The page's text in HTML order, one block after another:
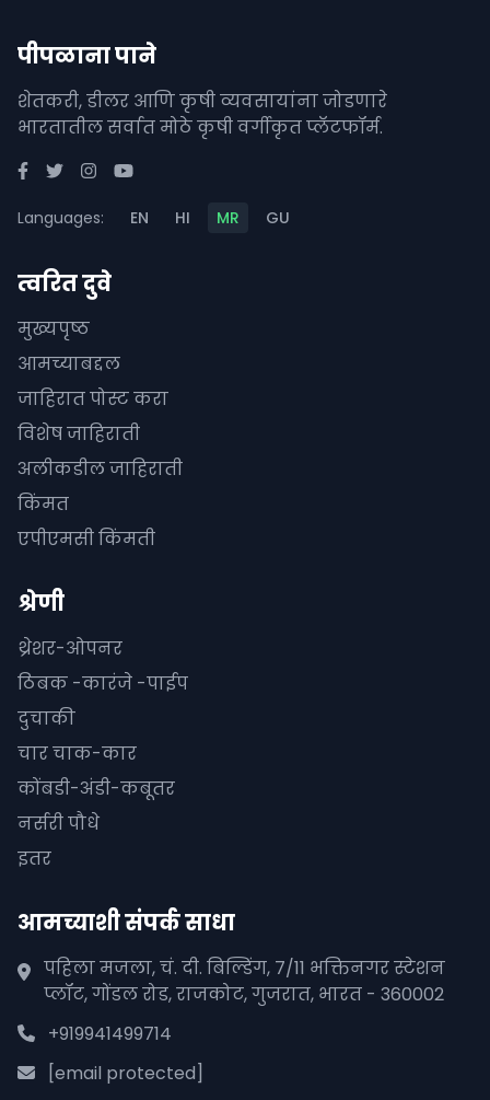
पीपळाना पाने
शेतकरी, डीलर आणि कृषी व्यवसायांना जोडणारे
भारतातील सर्वात मोठे कृषी वर्गीकृत प्लॅटफॉर्म.
Languages: EN HI MR GU
त्वरित दुवे
मुख्यपृष्ठ
आमच्याबद्दल
जाहिरात पोस्ट करा
विशेष जाहिराती
अलीकडील जाहिराती
किंमत
एपीएमसी किंमती
श्रेणी
थ्रेशर-ओपनर
ठिबक -कारंजे -पाईप
दुचाकी
चार चाक-कार
कोंबडी-अंडी-कबूतर
नर्सरी पौधे
इतर
आमच्याशी संपर्क साधा
पहिला मजला, चं. दी. बिल्डिंग, 7/11 भक्तिनगर स्टेशन
प्लॉट, गोंडल रोड, राजकोट, गुजरात, भारत - 360002
+919941499714
[email protected]